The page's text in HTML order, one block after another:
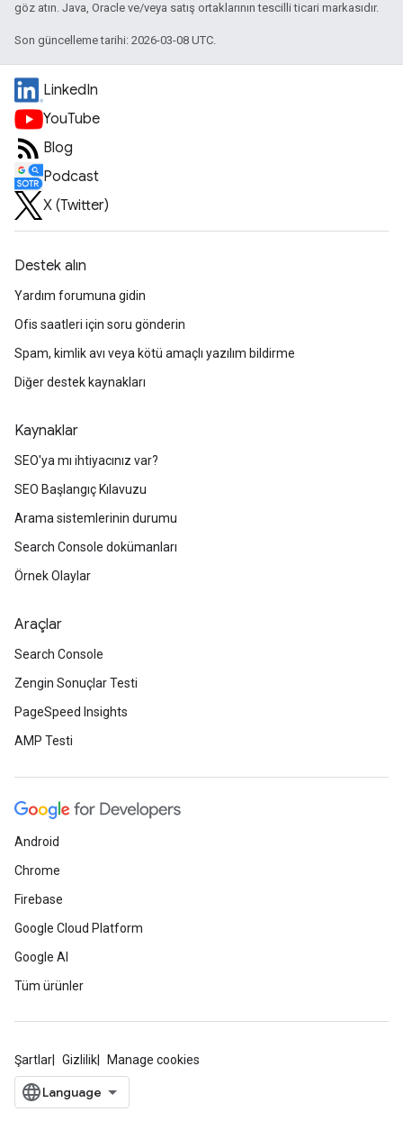
göz atın. Java, Oracle ve/veya satış ortaklarının tescilli ticari markasıdır.
Son güncelleme tarihi: 2026-03-08 UTC.
LinkedIn
YouTube
Blog
Podcast
X (Twitter)
Destek alın
Yardım forumuna gidin
Ofis saatleri için soru gönderin
Spam, kimlik avı veya kötü amaçlı yazılım bildirme
Diğer destek kaynakları
Kaynaklar
SEO'ya mı ihtiyacınız var?
SEO Başlangıç Kılavuzu
Arama sistemlerinin durumu
Search Console dokümanları
Örnek Olaylar
Araçlar
Search Console
Zengin Sonuçlar Testi
PageSpeed Insights
AMP Testi
Android
Chrome
Firebase
Google Cloud Platform
Google AI
Tüm ürünler
Şartlar Gizlilik Manage cookies